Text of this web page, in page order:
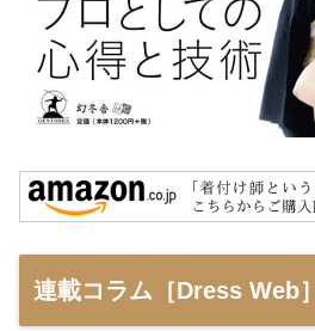
連載コラム［Dress Web］